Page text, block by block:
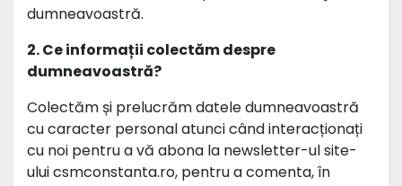
dumneavoastră.
2. Ce informații colectăm despre
dumneavoastră?
Colectăm și prelucrăm datele dumneavoastră
cu caracter personal atunci când interacționați
cu noi pentru a vă abona la newsletter-ul site-
ului csmconstanta.ro, pentru a comenta, în